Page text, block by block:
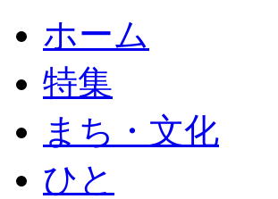
ホーム
特集
まち・文化
ひと